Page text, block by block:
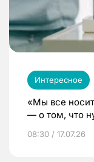
Интересное
«Мы все
— о том, что
08:30 / 17.07.26